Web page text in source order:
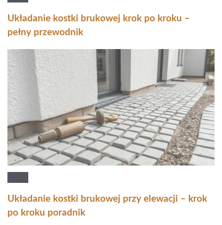
Układanie kostki brukowej krok po kroku –
pełny przewodnik
Układanie kostki brukowej przy elewacji – krok
po kroku poradnik